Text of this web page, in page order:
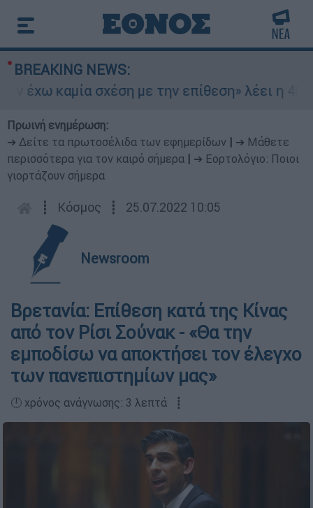
BREAKING NEWS:
καμία σχέση με την επίθεση» λέει η
Πρωινή ενημέρωση:
➔ Δείτε τα πρωτοσέλιδα των εφημερίδων
➔ Μάθετε
περισσότερα για τον καιρό σήμερα
➔ Εορτολόγιο: Ποιοι
γιορτάζουν σήμερα
┋ Κόσμος ┋ 25.07.2022 10:05
Newsroom
Βρετανία: Επίθεση κατά της Κίνας
από τον Ρίσι Σούνακ - «Θα την
εμποδίσω να αποκτήσει τον έλεγχο
των πανεπιστημίων μας»
🕛 χρόνος ανάγνωσης: 3 λεπτά ┋